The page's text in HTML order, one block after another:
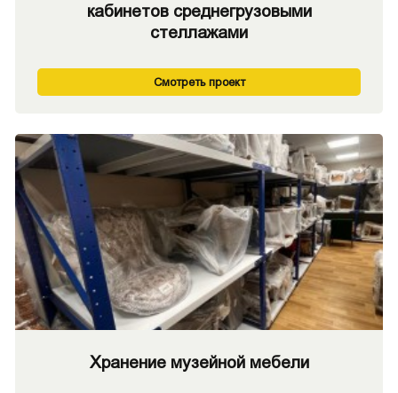
кабинетов среднегрузовыми
стеллажами
Смотреть проект
Хранение музейной мебели